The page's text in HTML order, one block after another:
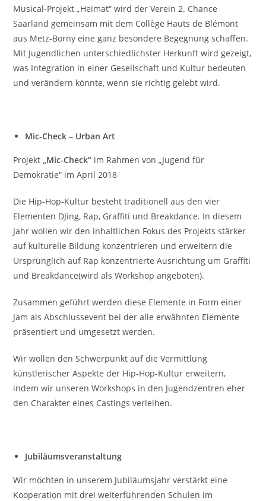
Musical-Projekt „Heimat“ wird der Verein 2. Chance
Saarland gemeinsam mit dem Collège Hauts de Blémont
aus Metz-Borny eine ganz besondere Begegnung schaffen.
Mit Jugendlichen unterschiedlichster Herkunft wird gezeigt,
was Integration in einer Gesellschaft und Kultur bedeuten
und verändern könnte, wenn sie richtig gelebt wird.
Mic-Check – Urban Art
Projekt „Mic-Check“ im Rahmen von „Jugend für
Demokratie“ im April 2018
Die Hip-Hop-Kultur besteht traditionell aus den vier
Elementen DJing, Rap, Graffiti und Breakdance. In diesem
Jahr wollen wir den inhaltlichen Fokus des Projekts stärker
auf kulturelle Bildung konzentrieren und erweitern die
Ursprünglich auf Rap konzentrierte Ausrichtung um Graffiti
und Breakdance(wird als Workshop angeboten).
Zusammen geführt werden diese Elemente in Form einer
Jam als Abschlussevent bei der alle erwähnten Elemente
präsentiert und umgesetzt werden.
Wir wollen den Schwerpunkt auf die Vermittlung
künstlerischer Aspekte der Hip-Hop-Kultur erweitern,
indem wir unseren Workshops in den Jugendzentren eher
den Charakter eines Castings verleihen.
Jubiläumsveranstaltung
Wir möchten in unserem Jubiläumsjahr verstärkt eine
Kooperation mit drei weiterführenden Schulen im